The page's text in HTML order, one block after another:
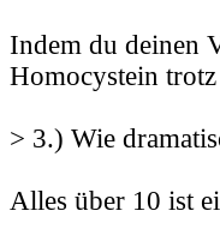
Indem du deinen
Homocystein
> 3.) Wie
Alles über 10 ist